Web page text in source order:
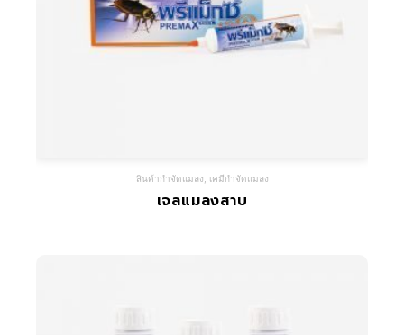
สินค้ากำจัดแมลง เคมีกำจัดแมลง
เจลแมลงสาบ